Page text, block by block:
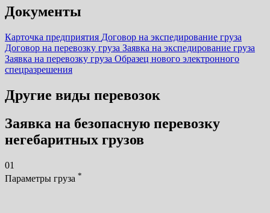
Документы
Карточка предприятия Договор на экспедирование груза
Договор на перевозку груза Заявка на экспедирование груза
Заявка на перевозку груза Образец нового электронного
спецразрешения
Другие виды перевозок
Заявка на безопасную перевозку
негебаритных грузов
01
Параметры груза *